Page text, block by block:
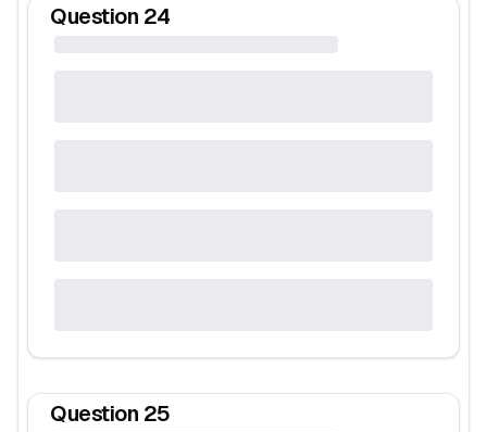
Question 24
Question 25